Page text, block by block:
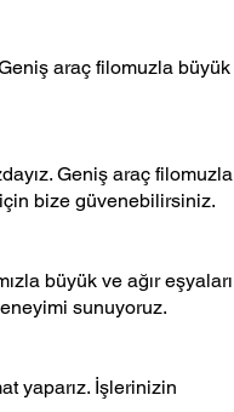
araç filomuzla büyük
Geniş araç filomuzla
için bize güvenebilirsiniz.
büyük ve ağır eşyaları
sunuyoruz.
yaparız. İşlerinizin